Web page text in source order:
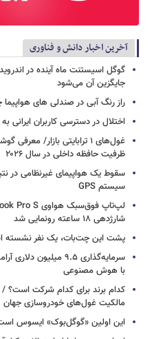
آخرین اخبار دانش و فناوری
گوگل اسیستنت ماه آینده در
جایگزین آن می‌شود
راز رنگ آبی در صندلی های
اختلال در دسترسی کاربران ایرانی به ChatGPT
غول‌های ۱ ترابایتی بازار/
ظرفیت حافظه داخلی در سال ۲۰۲۶
سقوط یک هواپیمای غیرنظامی در
سیستم‌ GPS
شارژدهی ۱۸ ساعته رونمایی شد
پشت این چت‌بات، یک نفر نشسته
سرمایه‌گذاری ۹.۵ میلیون
با هوش مصنوعی
کدام برند برای کدام شرکت است؟
مالکیت غول‌های خودروسازی جهان
این اولین «گوگل‌بوک» ایسوس